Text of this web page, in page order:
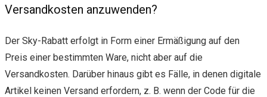
Versandkosten anzuwenden?
Der Sky-Rabatt erfolgt in Form einer Ermäßigung auf den
Preis einer bestimmten Ware, nicht aber auf die
Versandkosten. Darüber hinaus gibt es Fälle, in denen digitale
Artikel keinen Versand erfordern, z. B. wenn der Code für die